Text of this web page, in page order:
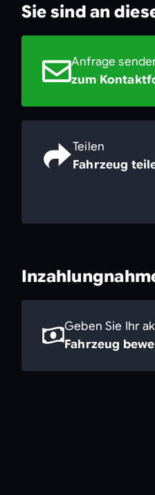
Sie sind an
Anfrage
zum
Teilen
Fahrzeug
Geben Sie Ihr
Fahrzeug